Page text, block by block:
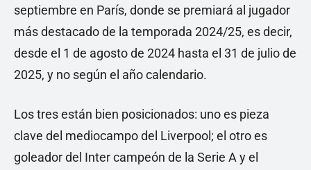
septiembre en París, donde se premiará al jugador
más destacado de la temporada 2024/25, es decir,
desde el 1 de agosto de 2024 hasta el 31 de julio de
2025, y no según el año calendario.
Los tres están bien posicionados: uno es pieza
clave del mediocampo del Liverpool; el otro es
goleador del Inter campeón de la Serie A y el